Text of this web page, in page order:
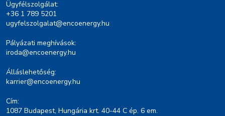
Ügyfélszolgálat:
+36 1 789 5201
ugyfelszolgalat@encoenergy.hu
Pályázati meghívások:
iroda@encoenergy.hu
Álláslehetőség:
karrier@encoenergy.hu
Cím:
1087 Budapest, Hungária krt. 40-44 C ép. 6 em.